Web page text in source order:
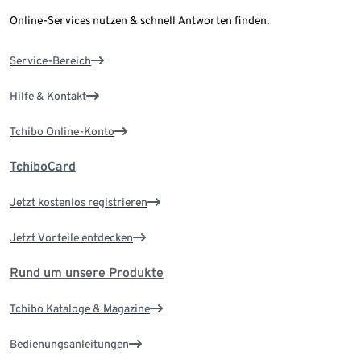
Online-Services nutzen & schnell Antworten finden.
Service-Bereich
Hilfe & Kontakt
Tchibo Online-Konto
TchiboCard
Jetzt kostenlos registrieren
Jetzt Vorteile entdecken
Rund um unsere Produkte
Tchibo Kataloge & Magazine
Bedienungsanleitungen